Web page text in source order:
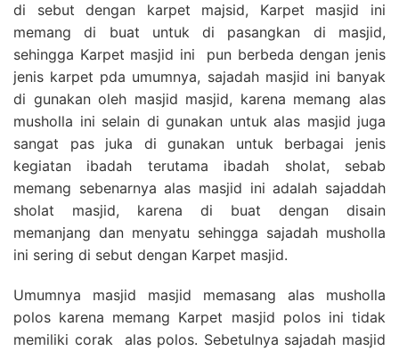
di sebut dengan karpet majsid, Karpet masjid ini
memang di buat untuk di pasangkan di masjid,
sehingga Karpet masjid ini pun berbeda dengan jenis
jenis karpet pda umumnya, sajadah masjid ini banyak
di gunakan oleh masjid masjid, karena memang alas
musholla ini selain di gunakan untuk alas masjid juga
sangat pas juka di gunakan untuk berbagai jenis
kegiatan ibadah terutama ibadah sholat, sebab
memang sebenarnya alas masjid ini adalah sajaddah
sholat masjid, karena di buat dengan disain
memanjang dan menyatu sehingga sajadah musholla
ini sering di sebut dengan Karpet masjid.
Umumnya masjid masjid memasang alas musholla
polos karena memang Karpet masjid polos ini tidak
memiliki corak alas polos. Sebetulnya sajadah masjid